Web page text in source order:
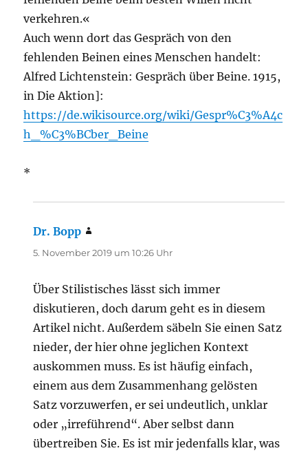
verkehren.«
Auch wenn dort das Gespräch von den
fehlenden Beinen eines Menschen handelt:
Alfred Lichtenstein: Gespräch über Beine. 1915,
in Die Aktion]:
https://de.wikisource.org/wiki/Gespr%C3%A4c
h_%C3%BCber_Beine
*
Dr. Bopp
5. November 2019 um 10:26 Uhr
Über Stilistisches lässt sich immer
diskutieren, doch darum geht es in diesem
Artikel nicht. Außerdem säbeln Sie einen Satz
nieder, der hier ohne jeglichen Kontext
auskommen muss. Es ist häufig einfach,
einem aus dem Zusammenhang gelösten
Satz vorzuwerfen, er sei undeutlich, unklar
oder „irreführend“. Aber selbst dann
übertreiben Sie. Es ist mir jedenfalls klar, was